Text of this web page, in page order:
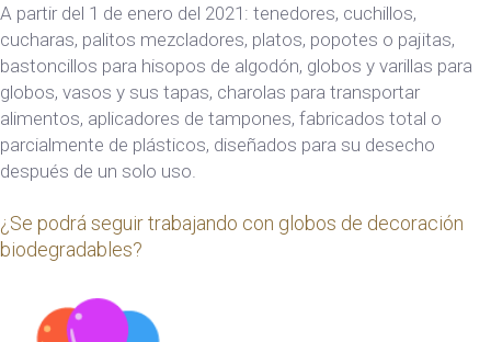
A partir del 1 de enero del 2021: tenedores, cuchillos,
cucharas, palitos mezcladores, platos, popotes o pajitas,
bastoncillos para hisopos de algodón, globos y varillas para
globos, vasos y sus tapas, charolas para transportar
alimentos, aplicadores de tampones, fabricados total o
parcialmente de plásticos, diseñados para su desecho
después de un solo uso.
¿Se podrá seguir trabajando con globos de decoración
biodegradables?